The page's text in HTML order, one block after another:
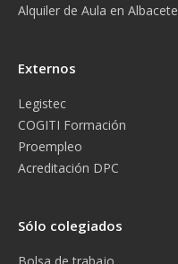
Alquiler de Aula en Albacete
Externos
Legistec
COGITI Formación
Proempleo
Acreditación DPC
Sólo colegiados